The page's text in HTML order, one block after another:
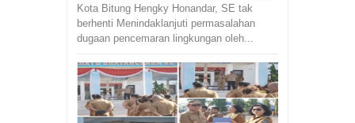
Kota Bitung Hengky Honandar, SE tak
berhenti Menindaklanjuti permasalahan
dugaan pencemaran lingkungan oleh...